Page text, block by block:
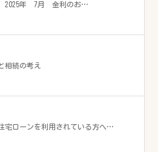
2025年 7月 金利のお…
相続の考え
宅ローンを利用されている方へ…